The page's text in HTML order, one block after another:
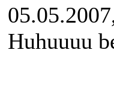
Huhuuuu